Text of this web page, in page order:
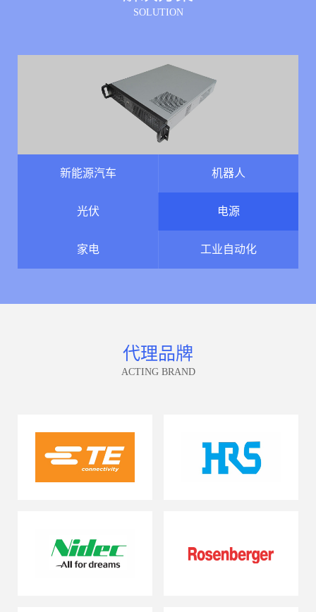
SOLUTION
新能源汽车 机器人
光伏 电源
家电 工业自动化
代理品牌
ACTING BRAND